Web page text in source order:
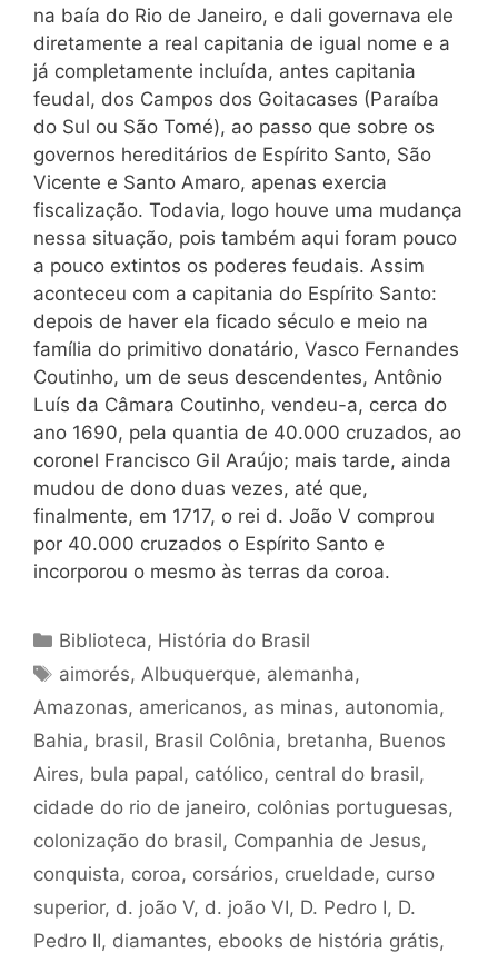
na baía do Rio de Janeiro, e dali governava ele
diretamente a real capitania de igual nome e a
já completamente incluída, antes capitania
feudal, dos Campos dos Goitacases (Paraíba
do Sul ou São Tomé), ao passo que sobre os
governos hereditários de Espírito Santo, São
Vicente e Santo Amaro, apenas exercia
fiscalização. Todavia, logo houve uma mudança
nessa situação, pois também aqui foram pouco
a pouco extintos os poderes feudais. Assim
aconteceu com a capitania do Espírito Santo:
depois de haver ela ficado século e meio na
família do primitivo donatário, Vasco Fernandes
Coutinho, um de seus descendentes, Antônio
Luís da Câmara Coutinho, vendeu-a, cerca do
ano 1690, pela quantia de 40.000 cruzados, ao
coronel Francisco Gil Araújo; mais tarde, ainda
mudou de dono duas vezes, até que,
finalmente, em 1717, o rei d. João V comprou
por 40.000 cruzados o Espírito Santo e
incorporou o mesmo às terras da coroa.
Categorias
Biblioteca, História do Brasil
Tags
aimorés, Albuquerque, alemanha,
Amazonas, americanos, as minas, autonomia,
Bahia, brasil, Brasil Colônia, bretanha, Buenos
Aires, bula papal, católico, central do brasil,
cidade do rio de janeiro, colônias portuguesas,
colonização do brasil, Companhia de Jesus,
conquista, coroa, corsários, crueldade, curso
superior, d. joão V, d. joão VI, D. Pedro I, D.
Pedro II, diamantes, ebooks de história grátis,